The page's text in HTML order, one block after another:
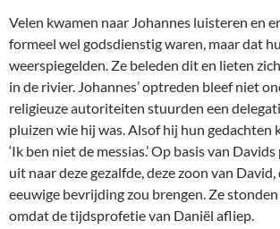
Velen kwamen naar Johannes luisteren en
formeel wel godsdienstig waren, maar dat
weerspiegelden. Ze beleden dit en lieten
in de rivier. Johannes’ optreden bleef niet
religieuze autoriteiten stuurden een
pluizen wie hij was. Alsof hij hun gedachten
‘Ik ben niet de messias.’ Op basis van
uit naar deze gezalfde, deze zoon van
eeuwige bevrijding zou brengen. Ze
omdat de tijdsprofetie van Daniël afliep.